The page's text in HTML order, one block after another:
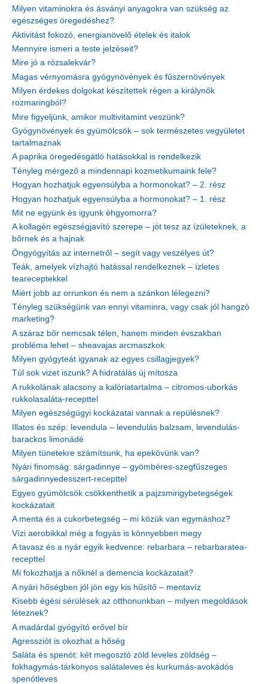
Milyen vitaminokra és ásványi anyagokra van szükség az
egészséges öregedéshez?
Aktivitást fokozó, energianövelő ételek és italok
Mennyire ismeri a teste jelzéseit?
Mire jó a rózsalekvár?
Magas vérnyomásra gyógynövények és fűszernövények
Milyen érdekes dolgokat készítettek régen a királynők
rozmaringból?
Mire figyeljünk, amikor multivitamint veszünk?
Gyógynövények és gyümölcsök – sok természetes vegyületet
tartalmaznak
A paprika öregedésgátló hatásokkal is rendelkezik
Tényleg mérgező a mindennapi kozmetikumaink fele?
Hogyan hozhatjuk egyensúlyba a hormonokat? – 2. rész
Hogyan hozhatjuk egyensúlyba a hormonokat? – 1. rész
Mit ne együnk és igyunk éhgyomorra?
A kollagén egészségjavító szerepe – jót tesz az ízületeknek, a
bőrnek és a hajnak
Öngyógyítás az internetről – segít vagy veszélyes út?
Teák, amelyek vízhajtó hatással rendelkeznek – ízletes
teareceptekkel
Miért jobb az orrunkon és nem a szánkon lélegezni?
Tényleg szükségünk van ennyi vitaminra, vagy csak jól hangzó
marketing?
A száraz bőr nemcsak télen, hanem minden évszakban
probléma lehet – sheavajas arcmaszkok
Milyen gyógyteát igyanak az egyes csillagjegyek?
Túl sok vizet iszunk? A hidratálás új mítosza
A rukkolának alacsony a kalóriatartalma – citromos-uborkás
rukkolasaláta-recepttel
Milyen egészségügyi kockázatai vannak a repülésnek?
Illatos és szép: levendula – levendulás balzsam, levendulás-
barackos limonádé
Milyen tünetekre számítsunk, ha epekövünk van?
Nyári finomság: sárgadinnye – gyömbéres-szegfűszeges
sárgadinnyedesszert-recepttel
Egyes gyümölcsök csökkenthetik a pajzsmirigybetegségek
kockázatait
A menta és a cukorbetegség – mi közük van egymáshoz?
Vízi aerobikkal még a fogyás is könnyebben megy
A tavasz és a nyár egyik kedvence: rebarbara – rebarbaratea-
recepttel
Mi fokozhatja a nőknél a demencia kockázatait?
A nyári hőségben jól jön egy kis hűsítő – mentavíz
Kisebb égési sérülések az otthonunkban – milyen megoldások
léteznek?
A madárdal gyógyító erővel bír
Agressziót is okozhat a hőség
Saláta és spenót: két megosztó zöld leveles zöldség –
fokhagymás-tárkonyos salátaleves és kurkumás-avokádós
spenótleves